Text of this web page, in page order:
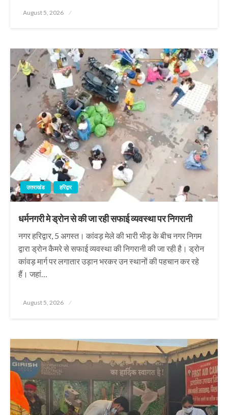
on
August 5, 2026
उत्तराखंड हरिद्वार
धर्मनगरी मे ड्रोन से की जा रही सफाई व्यवस्था पर निगरानी
नगर हरिद्वार, 5 अगस्त। कांवड़ मेले की भारी भीड़ के बीच नगर निगम
द्वारा ड्रोन कैमरे से सफाई व्यवस्था की निगरानी की जा रही है। ड्रोन
कांवड़ मार्ग पर लगातार उड़ान भरकर उन स्थानों की पहचान कर रहे
हैं। जहां…
on
August 5, 2026